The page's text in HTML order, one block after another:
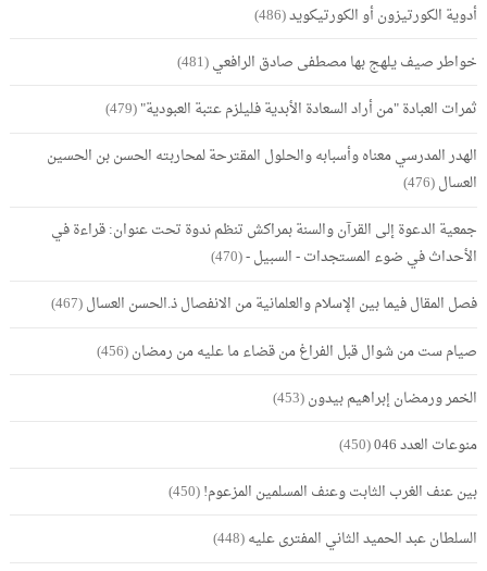
أدوية الكورتيزون أو الكورتيكويد(486)
خواطر صيف يلهج بها مصطفى صادق الرافعي(481)
ثمرات العبادة "من أراد السعادة الأبدية فليلزم عتبة العبودية"(479)
الهدر المدرسي معناه وأسبابه والحلول المقترحة لمحاربته الحسن بن الحسين
العسال(476)
جمعية الدعوة إلى القرآن والسنة بمراكش تنظم ندوة تحت عنوان: قراءة في
الأحداث في ضوء المستجدات - السبيل -(470)
فصل المقال فيما بين الإسلام والعلمانية من الانفصال ذ.الحسن العسال(467)
صيام ست من شوال قبل الفراغ من قضاء ما عليه من رمضان(456)
الخمر ورمضان إبراهيم بيدون(453)
منوعات العدد 046
(450)
بين عنف الغرب الثابت وعنف المسلمين المزعوم!(450)
السلطان عبد الحميد الثاني المفترى عليه(448)